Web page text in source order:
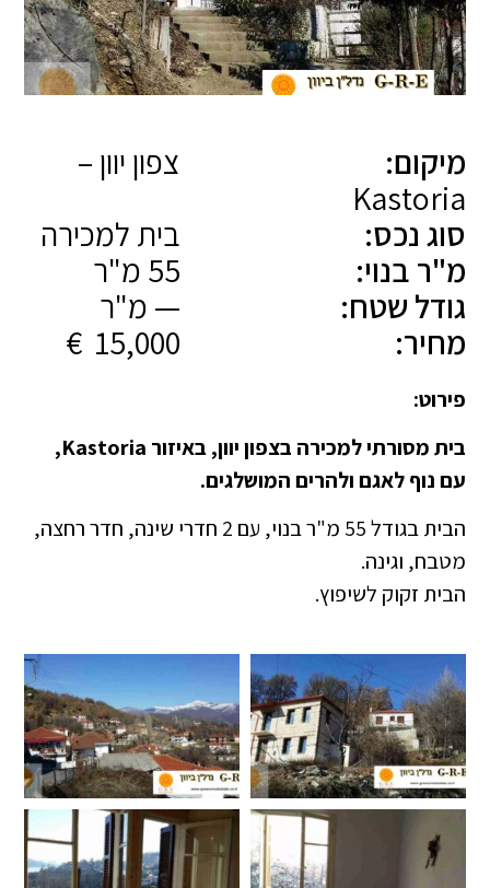
מיקום:
צפון יוון –
Kastoria
סוג נכס:
בית למכירה
מ"ר בנוי:
גודל שטח:
— מ"ר
מחיר:
פירוט:
בית מסורתי למכירה בצפון יוון, באיזור Kastoria,
עם נוף לאגם ולהרים המושלגים.
הבית בגודל 55 מ"ר בנוי, עם 2 חדרי שינה, חדר רחצה,
מטבח, וגינה.
הבית זקוק לשיפוץ.